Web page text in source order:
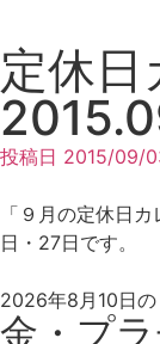
定休
投稿日 2015/09/
「９月の定休日
日・27日です。
2026年8月10日の
金・プ